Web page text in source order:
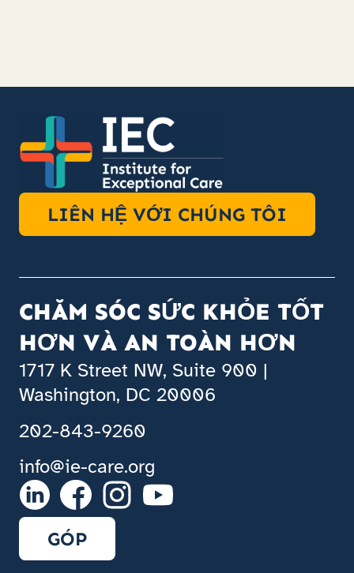
LIÊN HỆ VỚI CHÚNG TÔI
CHĂM SÓC SỨC KHỎE TỐT
HƠN VÀ AN TOÀN HƠN
1717 K Street NW, Suite 900 |
Washington, DC 20006
202-843-9260
info@ie-care.org
GÓP